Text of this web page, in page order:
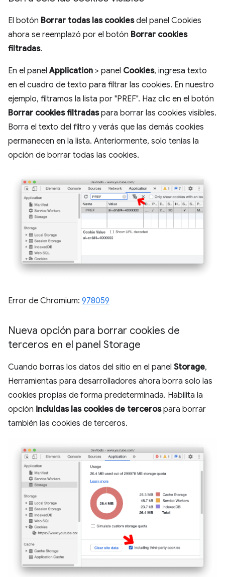
El botón Borrar todas las cookiesdel panel Cookies
ahora se reemplazó por el botón Borrar cookies
filtradas.
En el panelApplication > panel Cookies, ingresa texto
en el cuadro de texto para filtrar las cookies. En nuestro
ejemplo, filtramos la lista por "PREF". Haz clic en el botón
Borrar cookies filtradaspara borrar las cookies visibles.
Borra el texto del filtro y verás que las demás cookies
permanecen en la lista. Anteriormente, solo tenías la
opción de borrar todas las cookies.
Error de Chromium: 978059
Nueva opción para borrar cookies de
terceros en el panel Storage
Cuando borras los datos del sitio en el panel Storage,
Herramientas para desarrolladores ahora borra solo las
cookies propias de forma predeterminada. Habilita la
opción incluidas las cookies de tercerospara borrar
también las cookies de terceros.